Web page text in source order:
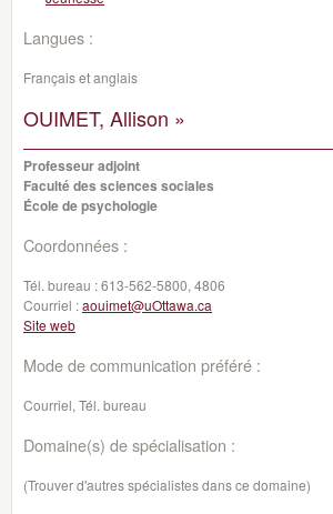
Langues :
Français et anglais
OUIMET, Allison »
Professeur adjoint
Faculté des sciences sociales
École de psychologie
Coordonnées :
Tél. bureau :613-562-5800, 4806
Courriel :aouimet@uOttawa.ca
Site web
Mode de communication préféré :
Courriel, Tél. bureau
Domaine(s) de spécialisation :
(Trouver d'autres spécialistes dans ce domaine)